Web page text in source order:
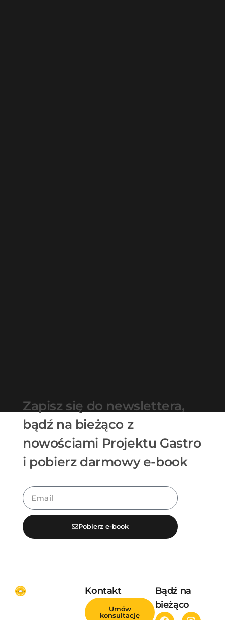
Zapisz się do newslettera,
bądź na bieżąco z
nowościami Projektu Gastro
i pobierz darmowy e-book
Pobierz e-book
Kontakt
Umów
konsultację
Bądź na
bieżąco